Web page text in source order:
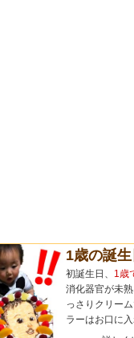
1歳の誕
初誕生日、 1歳
消化器官が未
っさりクリー
ラーはお口に